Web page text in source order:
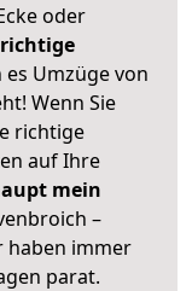
oder
richtige
Umzüge von
Wenn Sie
richtige
auf Ihre
mein
–
haben immer
parat.